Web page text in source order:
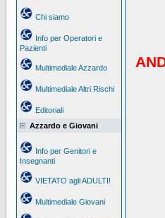
Chi siamo
Info per Operatori e
Pazienti
Multimediale Azzardo
Multimediale Altri Rischi
Editoriali
Azzardo e Giovani
Info per Genitori e
Insegnanti
VIETATO agli ADULTI!
Multimediale Giovani